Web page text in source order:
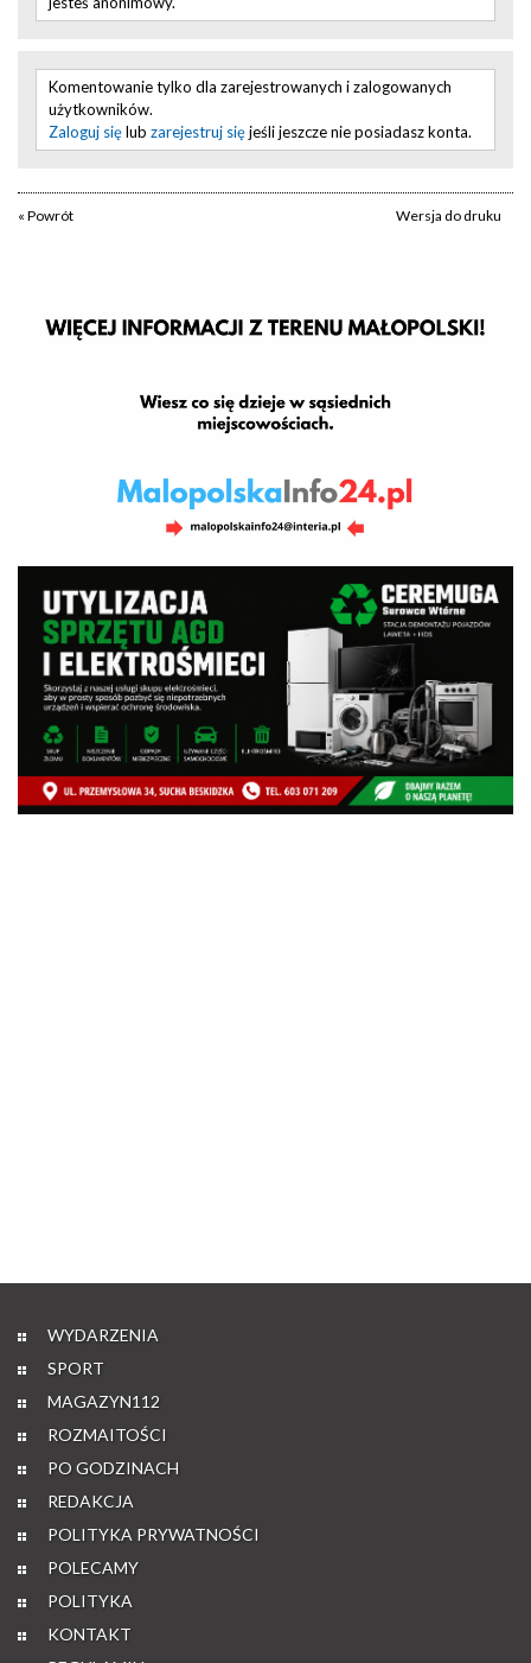
Komentowanie tylko dla zarejestrowanych i zalogowanych
użytkowników.
Zaloguj sięlub zarejestruj sięjeśli jeszcze nie posiadasz konta.
« Powrót Wersja do druku
WYDARZENIA
SPORT
MAGAZYN112
ROZMAITOŚCI
PO GODZINACH
REDAKCJA
POLITYKA PRYWATNOŚCI
POLECAMY
POLITYKA
KONTAKT